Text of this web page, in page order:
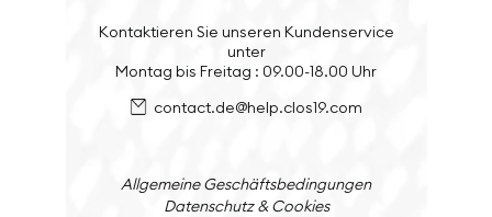
Kontaktieren Sie unseren Kundenservice
unter
Montag bis Freitag : 09.00-18.00 Uhr
contact.de@help.clos19.com
Allgemeine Geschäftsbedingungen
Datenschutz & Cookies